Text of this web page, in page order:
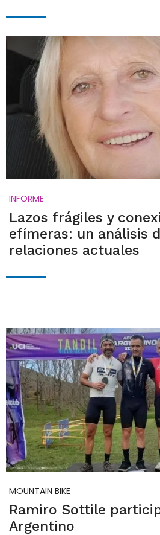
INFORME
Lazos frágiles y
efímeras: un análisis
relaciones actuales
MOUNTAIN BIKE
Ramiro Sottile
Argentino